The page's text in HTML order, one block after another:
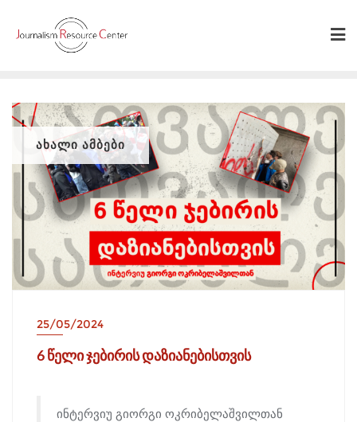
ᲐᲮᲐᲚᲘ ᲐᲛᲑᲔᲑᲘ
25/05/2024
6 წელი ჯებირის დაზიანებისთვის
ინტერვიუ გიორგი ოკრიბელაშვილთან